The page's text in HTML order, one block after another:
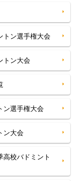
ン選手権大会
トン大会
ン選手権大会
ン大会
校バドミント